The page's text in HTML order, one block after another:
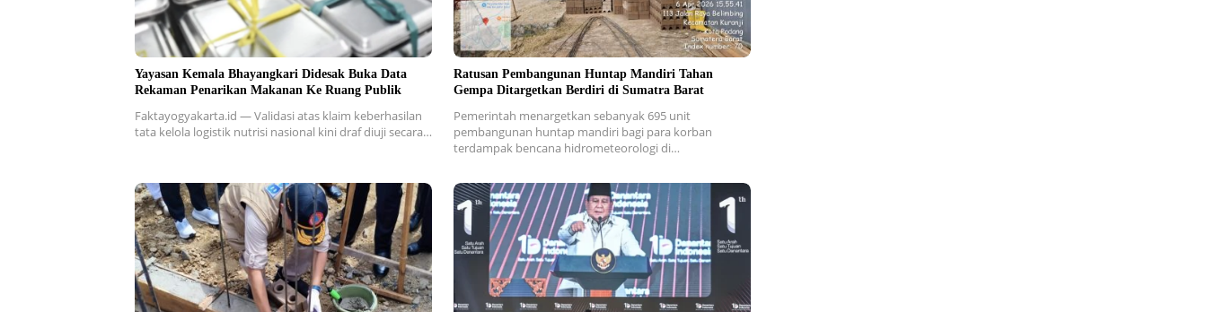
Yayasan Kemala Bhayangkari Didesak Buka Data
Rekaman Penarikan Makanan Ke Ruang Publik
Faktayogyakarta.id — Validasi atas klaim keberhasilan
tata kelola logistik nutrisi nasional kini draf diuji secara…
Ratusan Pembangunan Huntap Mandiri Tahan
Gempa Ditargetkan Berdiri di Sumatra Barat
Pemerintah menargetkan sebanyak 695 unit
pembangunan huntap mandiri bagi para korban
terdampak bencana hidrometeorologi di…